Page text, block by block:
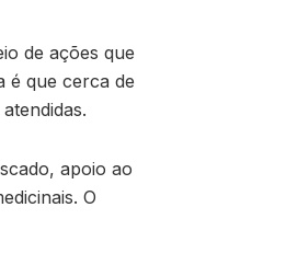
de ações que
é que cerca de
apoio ao
O